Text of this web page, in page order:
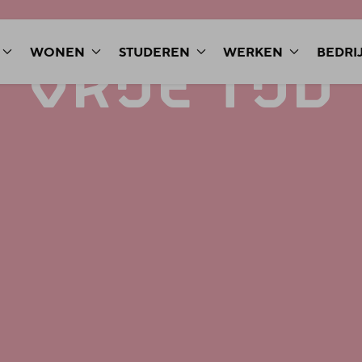
WONEN STUDEREN WERKEN
VRIJE TIJD